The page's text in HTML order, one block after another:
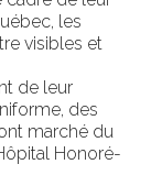
les
visibles et
de leur
des
marché du
Honoré-